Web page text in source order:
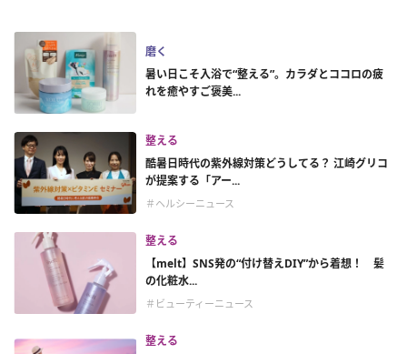
磨く
暑い日こそ入浴で“整える”。カラダとココロの疲
れを癒やすご褒美...
整える
酷暑日時代の紫外線対策どうしてる？ 江崎グリコ
が提案する「アー...
＃ヘルシーニュース
整える
【melt】SNS発の“付け替えDIY”から着想！ 髪
の化粧水...
＃ビューティーニュース
整える